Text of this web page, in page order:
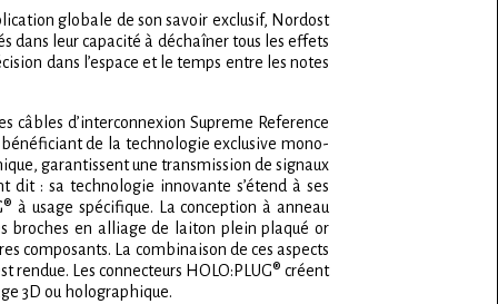
globale de son savoir exclusif, Nordost
dans leur capacité à déchaîner tous les effets
dans l’espace et le temps entre les notes
câbles d’interconnexion Supreme Reference
de la technologie exclusive mono-
garantissent une transmission de signaux
dit : sa technologie innovante s’étend à ses
à usage spécifique. La conception à anneau
broches en alliage de laiton plein plaqué or
composants. La combinaison de ces aspects
Les connecteurs HOLO:PLUG® créent
3D ou holographique.